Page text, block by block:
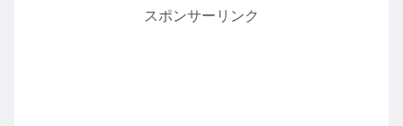
スポンサーリンク